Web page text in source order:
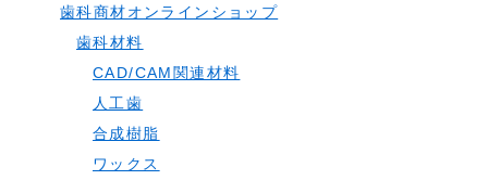
歯科商材オンラインショップ
歯科材料
CAD/CAM関連材料
人工歯
合成樹脂
ワックス